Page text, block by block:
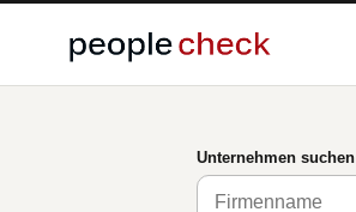
Unternehmen suchen